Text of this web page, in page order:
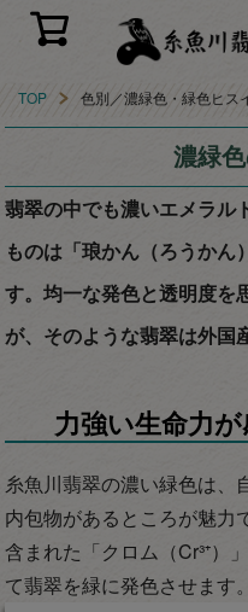
TOP 色別／濃緑色・緑色ヒス
濃緑
翡翠の中でも濃いエメラル
ものは「琅かん（ろうか
す。均一な発色と透明度を
が、そのような翡翠は外国
力強い生命力
糸魚川翡翠の濃い緑色は、
内包物があるところが魅力
含まれた「クロム（Cr³⁺）
て翡翠を緑に発色させます